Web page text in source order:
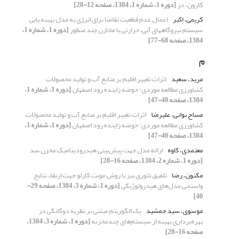
کارون – دز[دوره 1، شماره 1، 1384، صفحه 12-28]
کریمی، اکبر اعمال عدم قطعیت تقاضا برای انرژی به مدل بهینه یابی
سیستم نیروگاههای آبی– حرارتی با مخازن چند منظور [دوره 1، شماره 1،
1384، صفحه 68-77]
م
مرید، سعید اثرات تغییر اقلیم بر منابع آب و تولید محصولات
کشاورزی مطالعه موردی: حوضه زاینده رود اصفهان [دوره 1، شماره 1،
1384، صفحه 40-47]
مساح بوانی، علیرضا اثرات تغییر اقلیم بر منابع آب و تولید محصولات
کشاورزی مطالعه موردی: حوضه زاینده رود اصفهان [دوره 1، شماره 1،
1384، صفحه 40-47]
معتمدی، کاوه ارائه مدل جهت پیش‌بینی هیدرودینامیک مخزن سد
[دوره 1، شماره 2، 1384، صفحه 16-28]
مکنون، رضا تلفیق تئوری بیز با روش مونت کارلو جهت ارتقاء نتایج
واسنجی مدل‌های هیدرولوژیکی [دوره 1، شماره 3، 1384، صفحه 29-
40]
موسوی، سید جمشید یک الگوریتم مبتنی بر نظریه دوگانگی در
بهره‌برداری بهینه از سیستم‌های چندمخزنه [دوره 1، شماره 3، 1384،
صفحه 16-28]